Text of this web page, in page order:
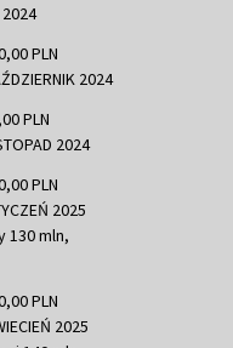
2024
PLN
2024
PLN
2024
PLN
2025
130 mln,
PLN
2025